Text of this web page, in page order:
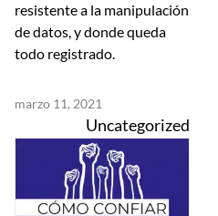
resistente a la manipulación
de datos, y donde queda
todo registrado.
marzo 11, 2021
Uncategorized